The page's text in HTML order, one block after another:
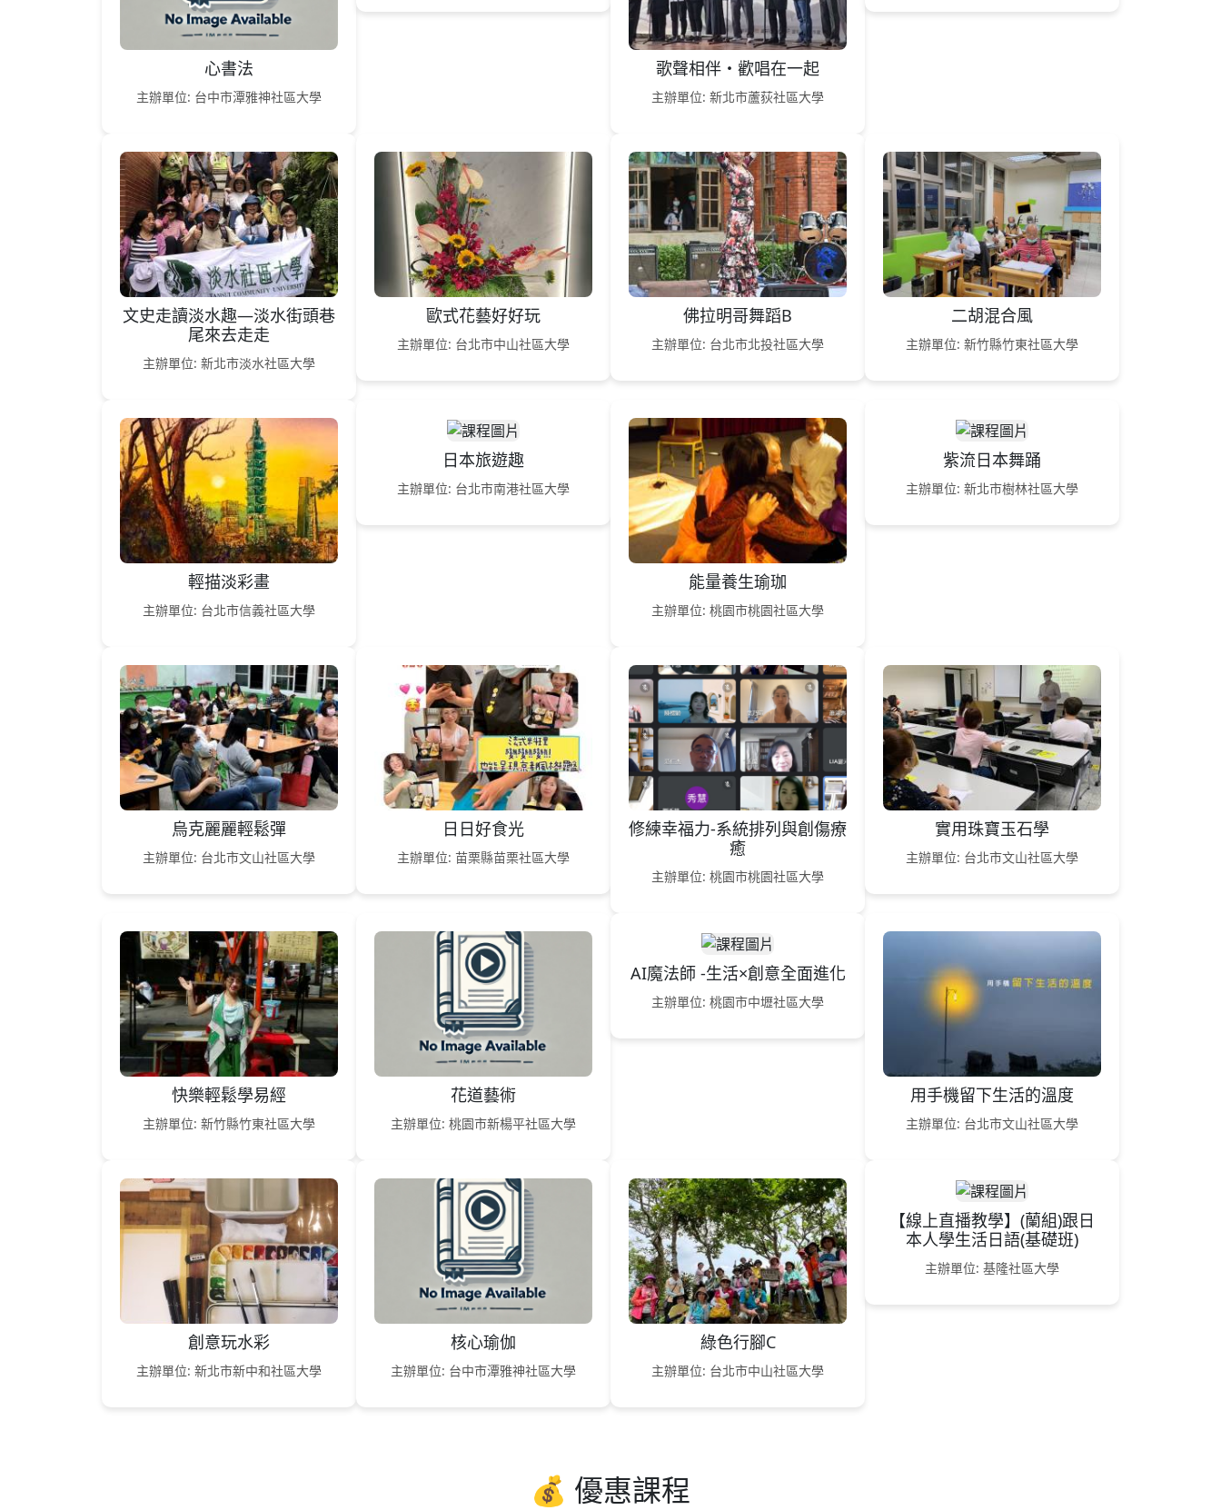
心書法
主辦單位: 台中市潭雅神社區大學
歌聲相伴・歡唱在一起
主辦單位: 新北市蘆荻社區大學
文史走讀淡水趣—淡水街頭巷
尾來去走走
主辦單位: 新北市淡水社區大學
歐式花藝好好玩
主辦單位: 台北市中山社區大學
佛拉明哥舞蹈B
主辦單位: 台北市北投社區大學
二胡混合風
主辦單位: 新竹縣竹東社區大學
輕描淡彩畫
主辦單位: 台北市信義社區大學
日本旅遊趣
主辦單位: 台北市南港社區大學
能量養生瑜珈
主辦單位: 桃園市桃園社區大學
紫流日本舞踊
主辦單位: 新北市樹林社區大學
烏克麗麗輕鬆彈
主辦單位: 台北市文山社區大學
日日好食光
主辦單位: 苗栗縣苗栗社區大學
修練幸福力-系統排列與創傷療
癒
主辦單位: 桃園市桃園社區大學
實用珠寶玉石學
主辦單位: 台北市文山社區大學
快樂輕鬆學易經
主辦單位: 新竹縣竹東社區大學
花道藝術
主辦單位: 桃園市新楊平社區大學
AI魔法師 -生活×創意全面進化
主辦單位: 桃園市中壢社區大學
用手機留下生活的溫度
主辦單位: 台北市文山社區大學
創意玩水彩
主辦單位: 新北市新中和社區大學
核心瑜伽
主辦單位: 台中市潭雅神社區大學
綠色行腳C
主辦單位: 台北市中山社區大學
【線上直播教學】(蘭組)跟日
本人學生活日語(基礎班)
主辦單位: 基隆社區大學
💰 優惠課程